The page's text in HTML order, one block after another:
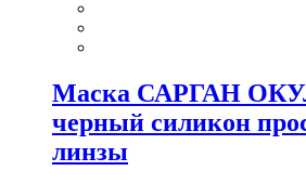
Маска САРГАН
черный силикон
линзы